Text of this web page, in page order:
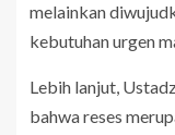
melainkan
kebutuhan urgen
Lebih lanjut,
bahwa reses